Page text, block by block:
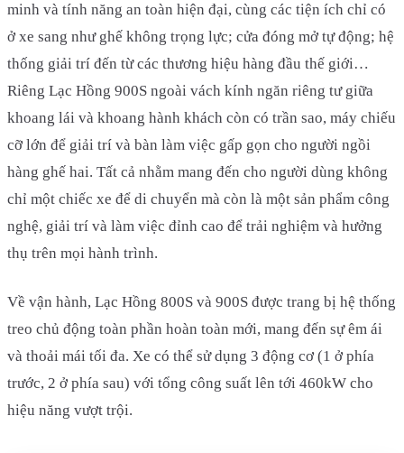
minh và tính năng an toàn hiện đại, cùng các tiện ích chỉ có
ở xe sang như ghế không trọng lực; cửa đóng mở tự động; hệ
thống giải trí đến từ các thương hiệu hàng đầu thế giới…
Riêng Lạc Hồng 900S ngoài vách kính ngăn riêng tư giữa
khoang lái và khoang hành khách còn có trần sao, máy chiếu
cỡ lớn để giải trí và bàn làm việc gấp gọn cho người ngồi
hàng ghế hai. Tất cả nhằm mang đến cho người dùng không
chỉ một chiếc xe để di chuyển mà còn là một sản phẩm công
nghệ, giải trí và làm việc đỉnh cao để trải nghiệm và hưởng
thụ trên mọi hành trình.
Về vận hành, Lạc Hồng 800S và 900S được trang bị hệ thống
treo chủ động toàn phần hoàn toàn mới, mang đến sự êm ái
và thoải mái tối đa. Xe có thể sử dụng 3 động cơ (1 ở phía
trước, 2 ở phía sau) với tổng công suất lên tới 460kW cho
hiệu năng vượt trội.